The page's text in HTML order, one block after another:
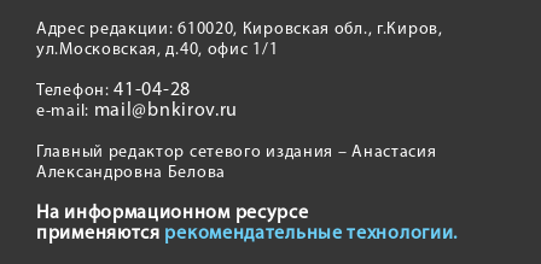
Адрес редакции: 610020, Кировская обл., г.Киров,
ул.Московская, д.40, офис 1/1
Телефон:41-04-28
e-mail: mail@bnkirov.ru
Главный редактор сетевого издания – Анастасия
Александровна Белова
На информационном ресурсе
применяются рекомендательные технологии.